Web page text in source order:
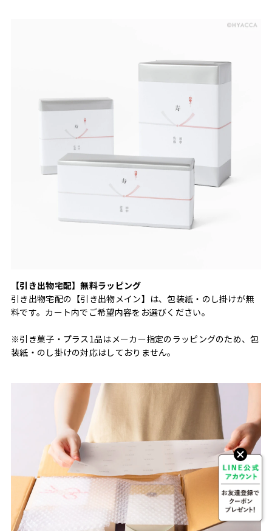
【引き出物宅配】無料ラッピング
引き出物宅配の【引き出物メイン】は、包装紙・のし掛けが無
料です。カート内でご希望内容をお選びください。
※引き菓子・プラス1品はメーカー指定のラッピングのため、包
装紙・のし掛けの対応はしておりません。